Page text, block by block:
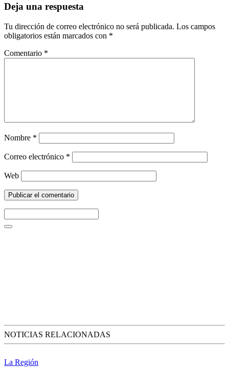
Deja una respuesta
Tu dirección de correo electrónico no será publicada. Los campos
obligatorios están marcados con *
Comentario *
Nombre *
Correo electrónico *
Web
NOTICIAS RELACIONADAS
La Región